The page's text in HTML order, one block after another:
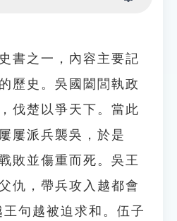
書之一，內容主要記
歷史。吳國闔閭執政
伐楚以爭天下。當此
屢派兵襲吳，於是
敗並傷重而死。吳王
仇，帶兵攻入越都會
王句越被迫求和。伍子